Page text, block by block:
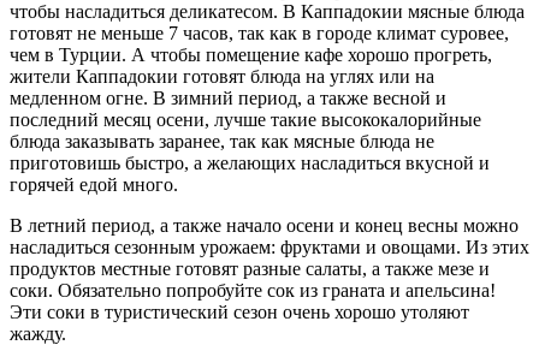
чтобы насладиться деликатесом. В Каппадокии мясные блюда
готовят не меньше 7 часов, так как в городе климат суровее,
чем в Турции. А чтобы помещение кафе хорошо прогреть,
жители Каппадокии готовят блюда на углях или на
медленном огне. В зимний период, а также весной и
последний месяц осени, лучше такие высококалорийные
блюда заказывать заранее, так как мясные блюда не
приготовишь быстро, а желающих насладиться вкусной и
горячей едой много.
В летний период, а также начало осени и конец весны можно
насладиться сезонным урожаем: фруктами и овощами. Из этих
продуктов местные готовят разные салаты, а также мезе и
соки. Обязательно попробуйте сок из граната и апельсина!
Эти соки в туристический сезон очень хорошо утоляют
жажду.